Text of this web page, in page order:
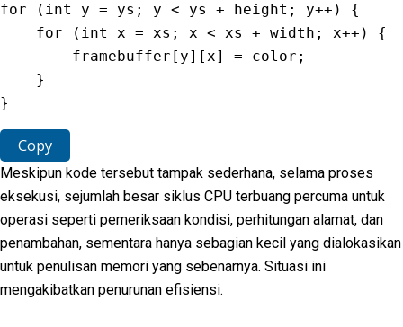
for ( int y = ys ; y < ys + height ; y++ )
{
for
( int x = xs ; x < xs + width ; x++ )
{
        framebuffer
[ y] [x] = color ;
}
}
Copy
Meskipun kode tersebut tampak sederhana, selama proses
eksekusi, sejumlah besar siklus CPU terbuang percuma untuk
operasi seperti pemeriksaan kondisi, perhitungan alamat, dan
penambahan, sementara hanya sebagian kecil yang dialokasikan
untuk penulisan memori yang sebenarnya. Situasi ini
mengakibatkan penurunan efisiensi.